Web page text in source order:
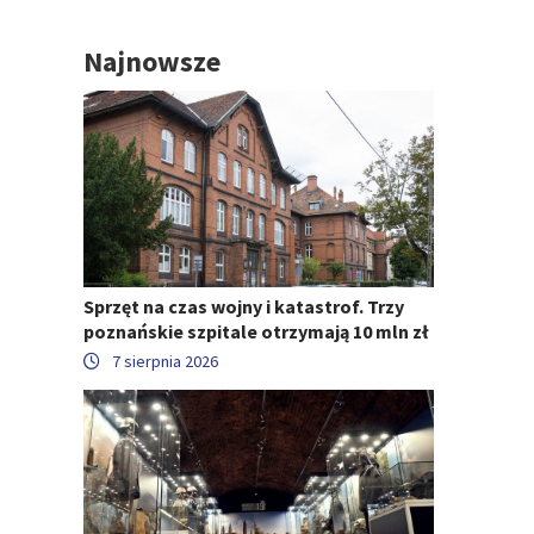
Najnowsze
Sprzęt na czas wojny i katastrof. Trzy
poznańskie szpitale otrzymają 10 mln zł
7 sierpnia 2026